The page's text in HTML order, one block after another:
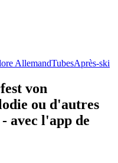
AllemandTubesAprès-ski
von
ou d'autres
avec l'app de